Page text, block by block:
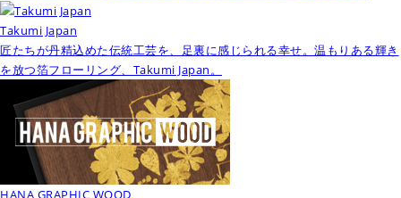
Takumi Japan
匠たちが丹精込めた伝統工芸を、足裏に感じられる幸せ。温もりある輝き
を放つ箔フローリング、Takumi Japan。
HANA GRAPHIC WOOD